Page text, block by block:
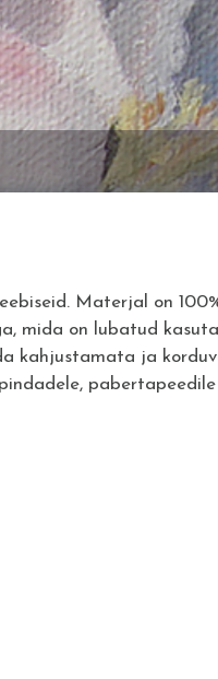
Materjal on
mida on lubatud
kahjustamata ja